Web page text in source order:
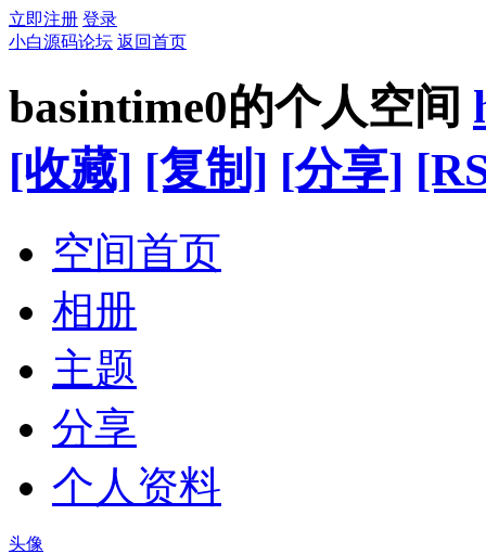
立即注册 登录
小白源码论坛 返回首页
basintime0的个人空间
[收藏] [复制] [分享]
空间首页
相册
主题
分享
个人资料
头像